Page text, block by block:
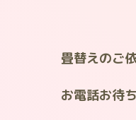
畳替えのご
お電話お待